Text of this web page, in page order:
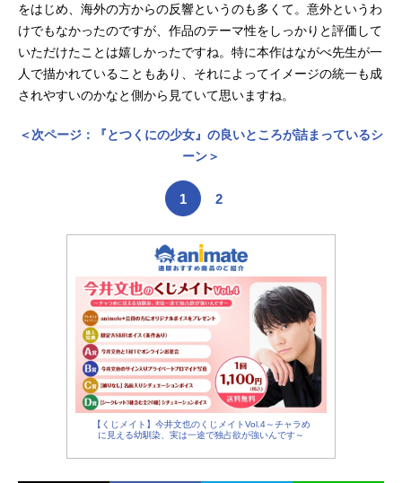
をはじめ、海外の方からの反響というのも多くて。意外というわ
けでもなかったのですが、作品のテーマ性をしっかりと評価して
いただけたことは嬉しかったですね。特に本作はながべ先生が一
人で描かれていることもあり、それによってイメージの統一も成
されやすいのかなと側から見ていて思いますね。
＜次ページ：『とつくにの少女』の良いところが詰まっているシ
ーン＞
1 2
【くじメイト】今井文也のくじメイトVol.4～チャラめ
に見える幼馴染、実は一途で独占欲が強いんです～